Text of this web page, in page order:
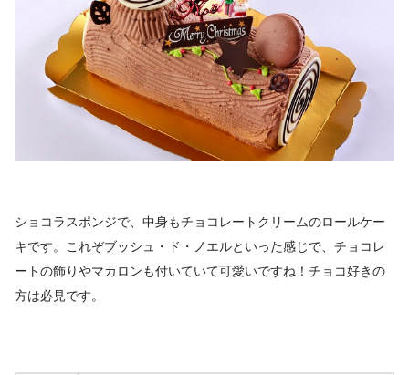
ショコラスポンジで、中身もチョコレートクリームのロールケー
キです。これぞブッシュ・ド・ノエルといった感じで、チョコレ
ートの飾りやマカロンも付いていて可愛いですね！チョコ好きの
方は必見です。